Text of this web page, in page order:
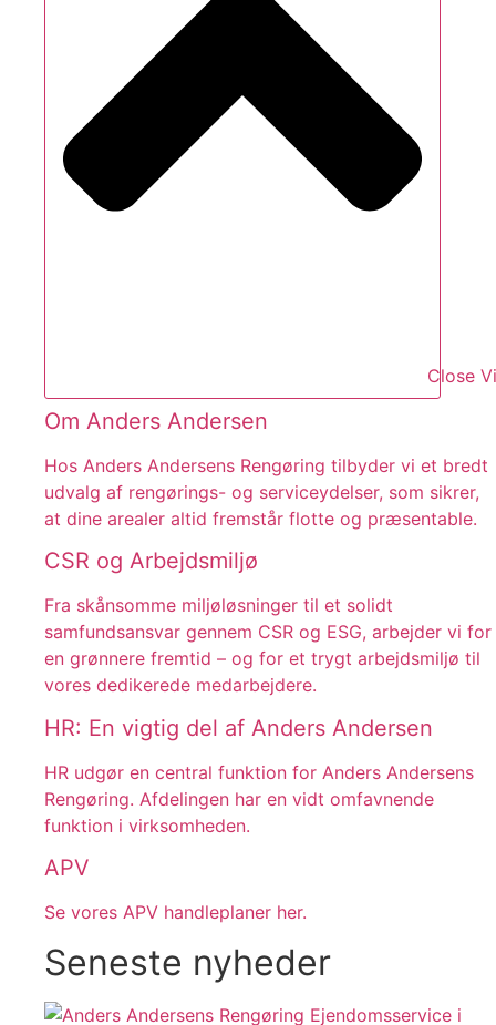
Close
Om Anders Andersen
Hos Anders Andersens Rengøring tilbyder vi et bredt
udvalg af rengørings- og serviceydelser, som sikrer,
at dine arealer altid fremstår flotte og præsentable.
CSR og Arbejdsmiljø
Fra skånsomme miljøløsninger til et solidt
samfundsansvar gennem CSR og ESG, arbejder vi for
en grønnere fremtid – og for et trygt arbejdsmiljø til
vores dedikerede medarbejdere.
HR: En vigtig del af Anders Andersen
HR udgør en central funktion for Anders Andersens
Rengøring. Afdelingen har en vidt omfavnende
funktion i virksomheden.
APV
Se vores APV handleplaner her.
Seneste nyheder